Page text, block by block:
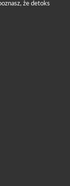
że detoks